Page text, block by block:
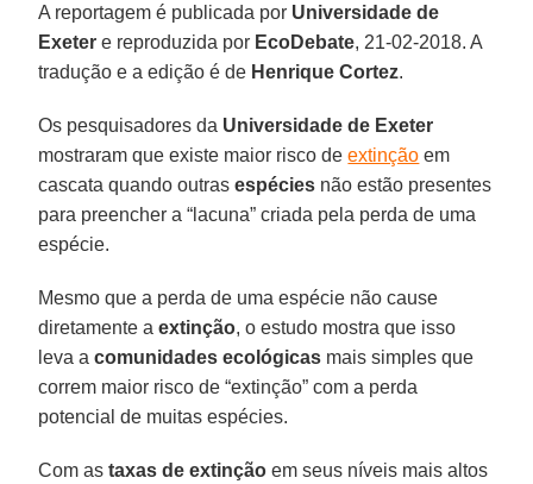
A reportagem é publicada por Universidade de
Exeter e reproduzida por EcoDebate, 21-02-2018. A
tradução e a edição é de Henrique Cortez.
Os pesquisadores da Universidade de Exeter
mostraram que existe maior risco deextinção em
cascata quando outrasespécies não estão presentes
para preencher a “lacuna” criada pela perda de uma
espécie.
Mesmo que a perda de uma espécie não cause
diretamente aextinção, o estudo mostra que isso
leva acomunidades ecológicas mais simples que
correm maior risco de “extinção” com a perda
potencial de muitas espécies.
Com astaxas de extinção em seus níveis mais altos